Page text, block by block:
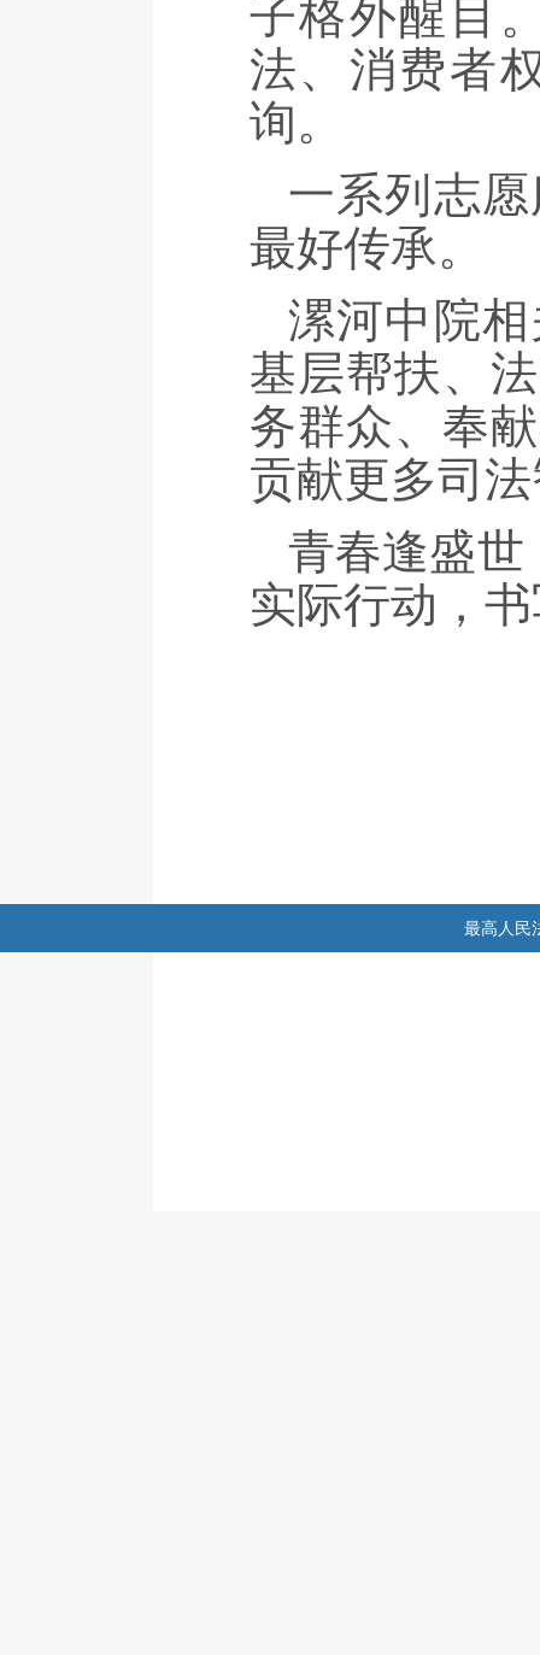
子格外醒目
法、消费者
询。
一系列志
最好传承。
漯河中院
基层帮扶、
务群众、奉
贡献更多司
青春逢盛世
实际行动，
最高人民